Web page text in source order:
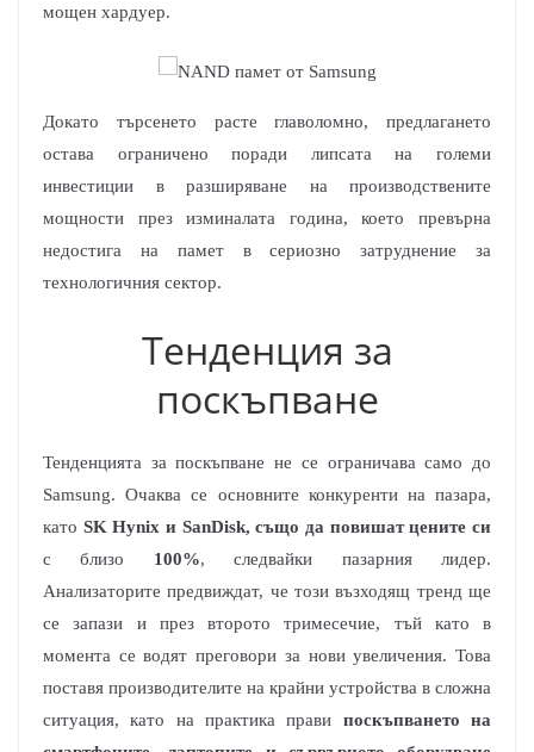
мощен хардуер.
Докато търсенето расте главоломно, предлагането
остава ограничено поради липсата на големи
инвестиции в разширяване на производствените
мощности през изминалата година, което превърна
недостига на памет в сериозно затруднение за
технологичния сектор.
Тенденция за
поскъпване
Тенденцията за поскъпване не се ограничава само до
Samsung. Очаква се основните конкуренти на пазара,
като SK Hynix и SanDisk, също да повишат цените си
с близо 100%, следвайки пазарния лидер.
Анализаторите предвиждат, че този възходящ тренд ще
се запази и през второто тримесечие, тъй като в
момента се водят преговори за нови увеличения. Това
поставя производителите на крайни устройства в сложна
ситуация, като на практика прави поскъпването на